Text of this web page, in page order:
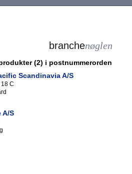
branchenøglen
(2) i postnummerorden
Scandinavia A/S
C
A/S